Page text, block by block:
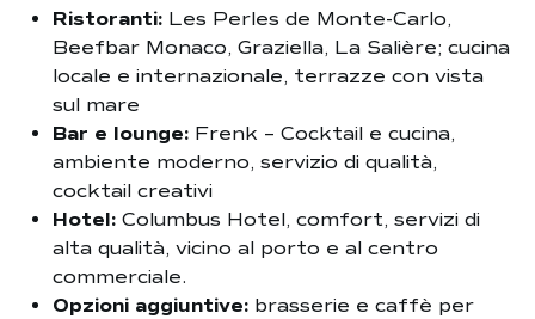
Ristoranti: Les Perles de Monte-Carlo,
Beefbar Monaco, Graziella, La Salière; cucina
locale e internazionale, terrazze con vista
sul mare
Bar e lounge: Frenk – Cocktail e cucina,
ambiente moderno, servizio di qualità,
cocktail creativi
Hotel: Columbus Hotel, comfort, servizi di
alta qualità, vicino al porto e al centro
commerciale.
Opzioni aggiuntive: brasserie e caffè per